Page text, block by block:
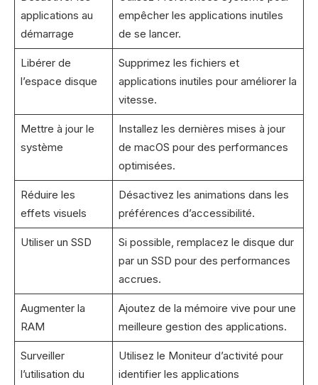
applications au
démarrage
empêcher les applications inutiles
de se lancer.
Libérer de
l’espace disque
Supprimez les fichiers et
applications inutiles pour améliorer la
vitesse.
Mettre à jour le
système
Installez les dernières mises à jour
de macOS pour des performances
optimisées.
Réduire les
effets visuels
Désactivez les animations dans les
préférences d’accessibilité.
Utiliser un SSD
Si possible, remplacez le disque dur
par un SSD pour des performances
accrues.
Augmenter la
RAM
Ajoutez de la mémoire vive pour une
meilleure gestion des applications.
Surveiller
l’utilisation du
Utilisez le Moniteur d’activité pour
identifier les applications